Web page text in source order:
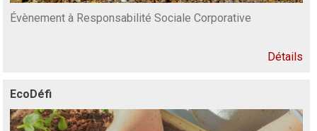
Évènement à Responsabilité Sociale Corporative
Détails
EcoDéfi